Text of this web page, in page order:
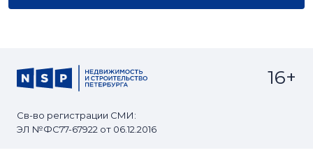
Св-во регистрации СМИ:
ЭЛ №ФС77-67922 от 06.12.2016
16+